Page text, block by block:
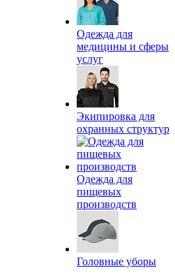
Одежда для
медицины и сферы
услуг
Экипировка для
охранных структур
Одежда для
пищевых
производств
Головные уборы